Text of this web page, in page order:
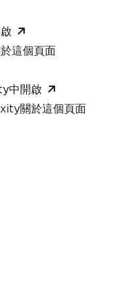
這個頁面
中開啟
關於這個頁面